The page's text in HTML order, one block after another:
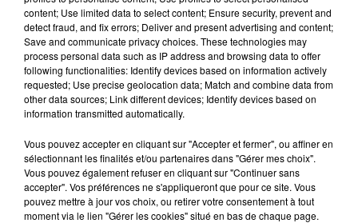
1er août 2026
GAGNEZ VOS ENTRÉES POUR TOUTE LA
FAMILLE À DENNLYS PARC !
LES PODCASTS
content; Use limited data to select content; Ensure security, prevent and
detect fraud, and fix errors; Deliver and present advertising and content;
Save and communicate privacy choices. These technologies may
process personal data such as IP address and browsing data to offer
following functionalities: Identify devices based on information actively
requested; Use precise geolocation data; Match and combine data from
other data sources; Link different devices; Identify devices based on
information transmitted automatically.
Vous pouvez accepter en cliquant sur "Accepter et fermer", ou affiner en
sélectionnant les finalités et/ou partenaires dans "Gérer mes choix".
Vous pouvez également refuser en cliquant sur "Continuer sans
accepter". Vos préférences ne s'appliqueront que pour ce site. Vous
pouvez mettre à jour vos choix, ou retirer votre consentement à tout
moment via le lien "Gérer les cookies" situé en bas de chaque page.